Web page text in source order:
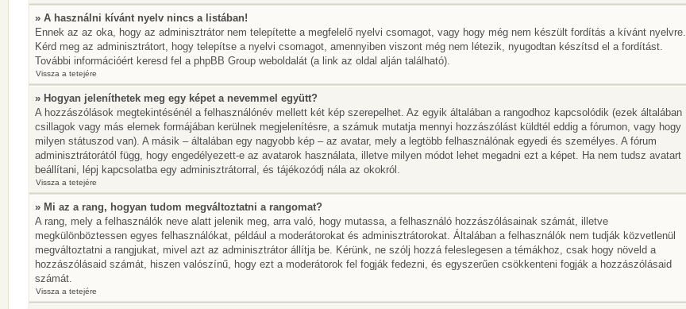
» A használni kívánt nyelv nincs a listában!
Ennek az az oka, hogy az adminisztrátor nem telepítette a megfelelő nyelvi csomagot, vagy hogy még nem készült fordítás a kívánt nyelvre.
Kérd meg az adminisztrátort, hogy telepítse a nyelvi csomagot, amennyiben viszont még nem létezik, nyugodtan készítsd el a fordítást.
További információért keresd fel a phpBB Group weboldalát (a link az oldal alján található).
Vissza a tetejére
» Hogyan jeleníthetek meg egy képet a nevemmel együtt?
A hozzászólások megtekintésénél a felhasználónév mellett két kép szerepelhet. Az egyik általában a rangodhoz kapcsolódik (ezek általában
csillagok vagy más elemek formájában kerülnek megjelenítésre, a számuk mutatja mennyi hozzászólást küldtél eddig a fórumon, vagy hogy
milyen státuszod van). A másik – általában egy nagyobb kép – az avatar, mely a legtöbb felhasználónak egyedi és személyes. A fórum
adminisztrátorától függ, hogy engedélyezett-e az avatarok használata, illetve milyen módot lehet megadni ezt a képet. Ha nem tudsz avatart
beállítani, lépj kapcsolatba egy adminisztrátorral, és tájékozódj nála az okokról.
Vissza a tetejére
» Mi az a rang, hogyan tudom megváltoztatni a rangomat?
A rang, mely a felhasználók neve alatt jelenik meg, arra való, hogy mutassa, a felhasználó hozzászólásainak számát, illetve
megkülönböztessen egyes felhasználókat, például a moderátorokat és adminisztrátorokat. Általában a felhasználók nem tudják közvetlenül
megváltoztatni a rangjukat, mivel azt az adminisztrátor állítja be. Kérünk, ne szólj hozzá feleslegesen a témákhoz, csak hogy növeld a
hozzászólásaid számát, hiszen valószínű, hogy ezt a moderátorok fel fogják fedezni, és egyszerűen csökkenteni fogják a hozzászólásaid
számát.
Vissza a tetejére